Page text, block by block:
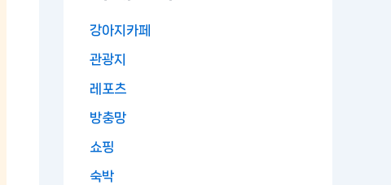
강아지카페
관광지
레포츠
방충망
쇼핑
숙박